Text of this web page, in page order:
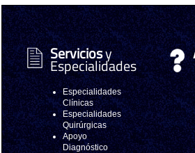
Serviciosy
Especialidades
Especialidades
Clínicas
Especialidades
Quirúrgicas
Apoyo
Diagnóstico